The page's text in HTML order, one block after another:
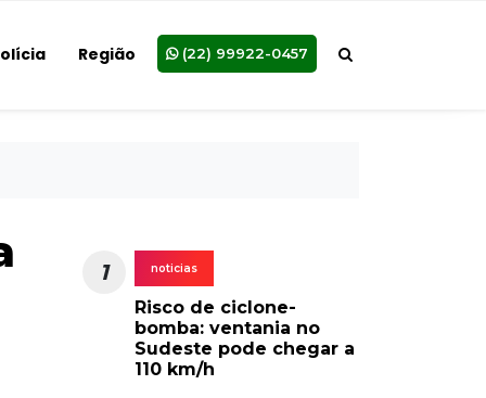
Região (22) 99922-0457
1 noticias
Risco de ciclone-
bomba: ventania no
Sudeste pode chegar a
110 km/h